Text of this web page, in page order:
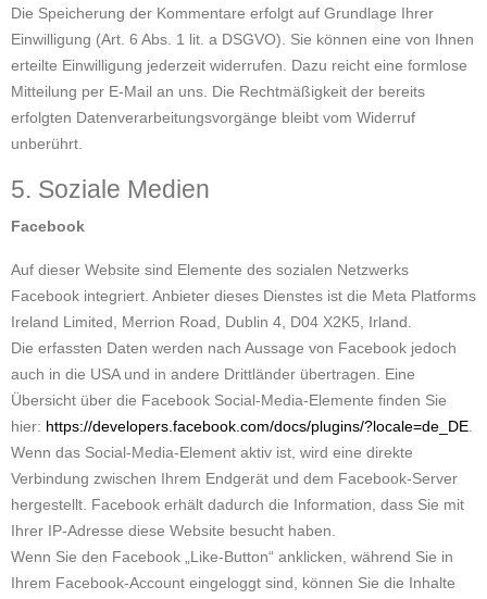
Die Speicherung der Kommentare erfolgt auf Grundlage Ihrer
Einwilligung (Art. 6 Abs. 1 lit. a DSGVO). Sie können eine von Ihnen
erteilte Einwilligung jederzeit widerrufen. Dazu reicht eine formlose
Mitteilung per E-Mail an uns. Die Rechtmäßigkeit der bereits
erfolgten Datenverarbeitungsvorgänge bleibt vom Widerruf
unberührt.
5. Soziale Medien
Facebook
Auf dieser Website sind Elemente des sozialen Netzwerks
Facebook integriert. Anbieter dieses Dienstes ist die Meta Platforms
Ireland Limited, Merrion Road, Dublin 4, D04 X2K5, Irland.
Die erfassten Daten werden nach Aussage von Facebook jedoch
auch in die USA und in andere Drittländer übertragen. Eine
Übersicht über die Facebook Social-Media-Elemente finden Sie
hier: https://developers.facebook.com/docs/plugins/?locale=de_DE
Wenn das Social-Media-Element aktiv ist, wird eine direkte
Verbindung zwischen Ihrem Endgerät und dem Facebook-Server
hergestellt. Facebook erhält dadurch die Information, dass Sie mit
Ihrer IP-Adresse diese Website besucht haben.
Wenn Sie den Facebook „Like-Button“ anklicken, während Sie in
Ihrem Facebook-Account eingeloggt sind, können Sie die Inhalte